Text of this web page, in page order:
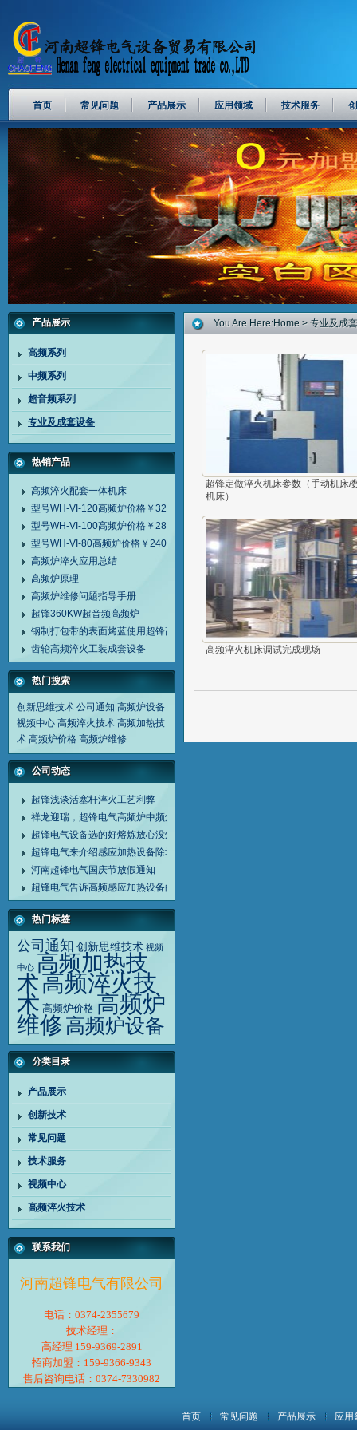
首页 常见问题 产品展示 应用领域 技术服务
产品展示
高频系列
中频系列
超音频系列
专业及成套设备
热销产品
高频淬火配套一体机床
型号WH-VI-120高频炉价格￥32000
型号WH-VI-100高频炉价格￥28000
型号WH-VI-80高频炉价格￥24000
高频炉淬火应用总结
高频炉原理
高频炉维修问题指导手册
超锋360KW超音频高频炉
钢制打包带的表面烤蓝使用超锋高频炉
齿轮高频淬火工装成套设备
热门搜索
创新思维技术 公司通知 高频炉设备
视频中心 高频淬火技术 高频加热技
术 高频炉价格 高频炉维修
公司动态
超锋浅谈活塞杆淬火工艺利弊
祥龙迎瑞，超锋电气高频炉中频炉诚谢客户同行
超锋电气设备选的好熔炼放心没烦恼
超锋电气来介绍感应加热设备除垢剂清洗设备方法
河南超锋电气国庆节放假通知
超锋电气告诉高频感应加热设备的应用范围
热门标签
公司通知 创新思维技术 视频
中心 高频加热技
术高频淬火技
术 高频炉价格 高频炉
维修高频炉设备
分类目录
产品展示
创新技术
常见问题
技术服务
视频中心
高频淬火技术
联系我们
河南超锋电气有限公司
电话：0374-2355679
技术经理：
高经理 159-9369-2891
招商加盟：159-9366-9343
售后咨询电话：0374-7330982
You Are Here:Home > 专业及成
超锋定做淬火机床参数（手动机床/
机床）
高频淬火机床调试完成现场
首页 常见问题 产品展示 应用